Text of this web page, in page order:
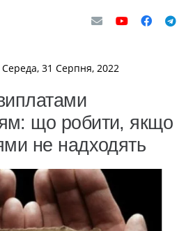
Середа, 31 Серпня, 2022
що робити, якщо
не надходять